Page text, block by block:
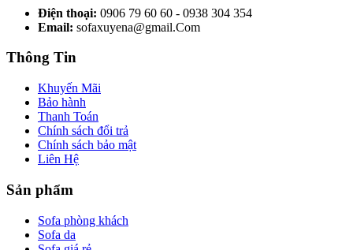
Điện thoại: 0906 79 60 60 - 0938 304 354
Email: sofaxuyena@gmail.Com
Thông Tin
Khuyến Mãi
Bảo hành
Thanh Toán
Chính sách đổi trả
Chính sách bảo mật
Liên Hệ
Sản phẩm
Sofa phòng khách
Sofa da